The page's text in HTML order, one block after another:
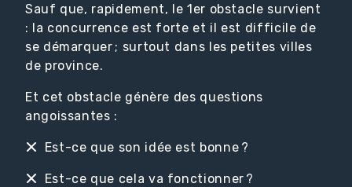
Sauf que, rapidement, le 1er obstacle survient
: la concurrence est forte et il est difficile de
se démarquer ; surtout dans les petites villes
de province.
Et cet obstacle génère des questions
angoissantes :
Est-ce que son idée est bonne ?
Est-ce que cela va fonctionner ?